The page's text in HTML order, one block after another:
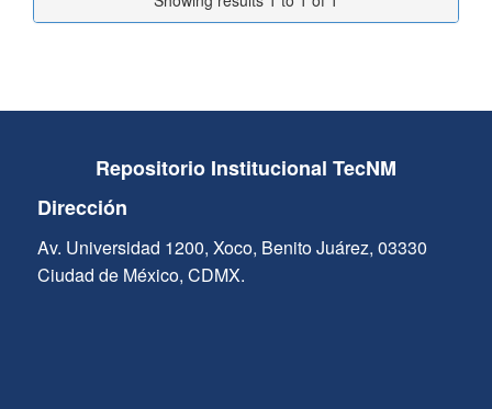
Repositorio Institucional TecNM
Dirección
Av. Universidad 1200, Xoco, Benito Juárez, 03330
Ciudad de México, CDMX.